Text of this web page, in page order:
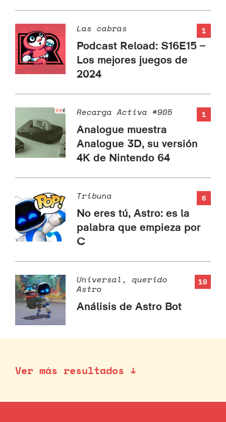
1
Las cabras
Podcast Reload: S16E15 –
Los mejores juegos de
2024
1
Recarga Activa #905
Analogue muestra
Analogue 3D, su versión
4K de Nintendo 64
6
Tribuna
No eres tú, Astro: es la
palabra que empieza por
C
10
Universal, querido
Astro
Análisis de Astro Bot
Ver más resultados ↓